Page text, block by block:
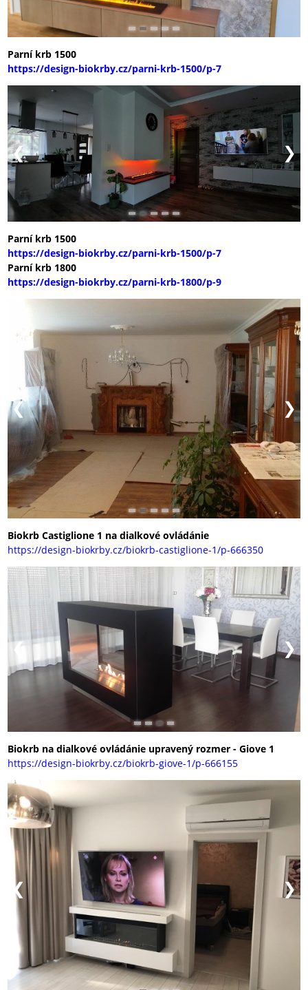
Parní krb 1500
https://design-biokrby.cz/parni-krb-1500/p-7
Parní krb 1500
https://design-biokrby.cz/parni-krb-1500/p-7
Parní krb 1800
https://design-biokrby.cz/parni-krb-1800/p-9
Biokrb Castiglione 1 na dialkové ovládánie
https://design-biokrby.cz/biokrb-castiglione-1/p-666350
Biokrb na dialkové ovládánie upravený rozmer - Giove 1
https://design-biokrby.cz/biokrb-giove-1/p-666155